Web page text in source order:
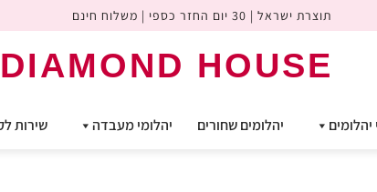
תוצרת ישראל | 30 יום החזר כספי | משלוח חינם
DIAMOND HOUSE
יהלומים שחורים יהלומי מעבדה שירות